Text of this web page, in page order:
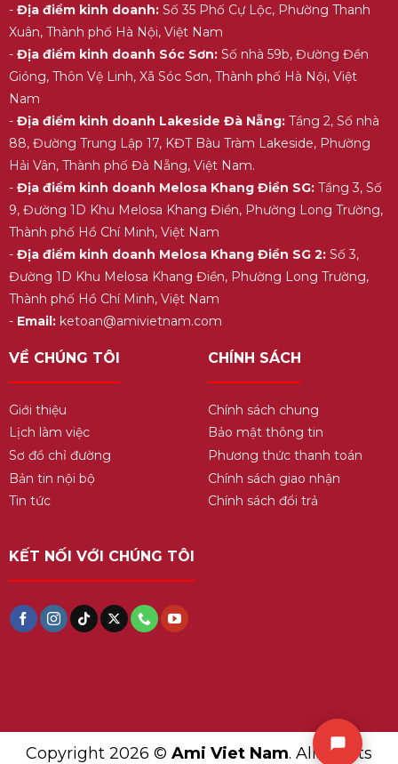
- Địa điểm kinh doanh:Số 35 Phố Cự Lộc, Phường Thanh
Xuân, Thành phố Hà Nội, Việt Nam
- Địa điểm kinh doanh Sóc Sơn:Số nhà 59b, Đường Đền
Gióng, Thôn Vệ Linh, Xã Sóc Sơn, Thành phố Hà Nội, Việt
Nam
- Địa điểm kinh doanh Lakeside Đà Nẵng:Tầng 2, Số nhà
88, Đường Trung Lập 17, KĐT Bàu Tràm Lakeside, Phường
Hải Vân, Thành phố Đà Nẵng, Việt Nam.
- Địa điểm kinh doanh Melosa Khang Điền SG:Tầng 3, Số
9, Đường 1D Khu Melosa Khang Điền, Phường Long Trường,
Thành phố Hồ Chí Minh, Việt Nam
- Địa điểm kinh doanh Melosa Khang Điền SG 2:Số 3,
Đường 1D Khu Melosa Khang Điền, Phường Long Trường,
Thành phố Hồ Chí Minh, Việt Nam
- Email:ketoan@amivietnam.com
VỀ CHÚNG TÔI
Giới thiệu
Lịch làm việc
Sơ đồ chỉ đường
Bản tin nội bộ
Tin tức
CHÍNH SÁCH
Chính sách chung
Bảo mật thông tin
Phương thức thanh toán
Chính sách giao nhận
Chính sách đổi trả
KẾT NỐI VỚI CHÚNG TÔI
Copyright 2026 © Ami Viet Nam. All Rights